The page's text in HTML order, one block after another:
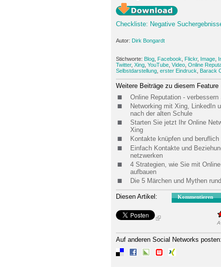
Checkliste: Negative
Autor: Dirk Bongardt
Stichworte: Blog Facebook Flickr, Image
Twitter, Xing YouTube Video Online
Selbstdarstellung erster Eindruck Barack
Weitere Beiträge zu diesem Feature
Online Reputation -
Networking mit Xing, LinkedIn
nach der alten Schule
Starten Sie jetzt Ihr Online
Xing
Kontakte knüpfen und
Einfach Kontakte und
netzwerken
4 Strategien, wie Sie mit
aufbauen
Die 5 Märchen und Mythen
Diesen Artikel: Kommentieren
Auf anderen Social Networks